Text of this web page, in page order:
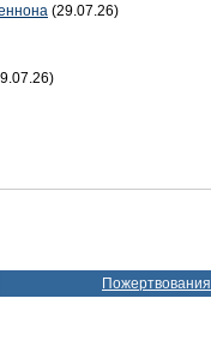
(29.07.26)
Пожертвования